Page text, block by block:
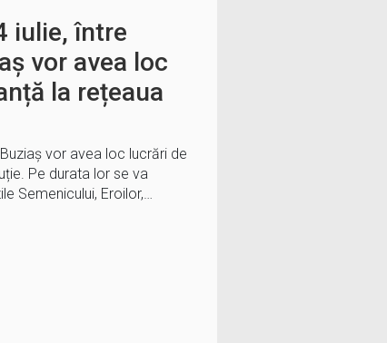
iulie, între
vor avea loc
la rețeaua
vor avea loc lucrări de
Pe durata lor se va
Semenicului, Eroilor,…